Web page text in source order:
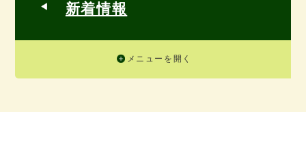
新着情報
メニューを開く